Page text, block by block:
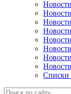
Списки